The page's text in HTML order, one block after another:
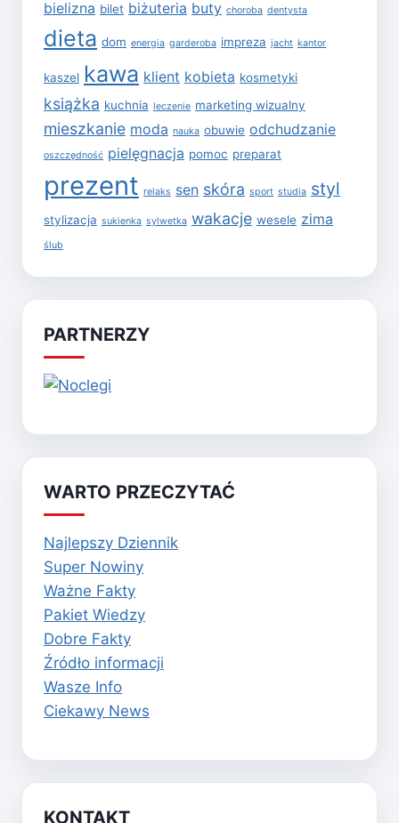
bielizna bilet biżuteria buty choroba dentysta
dieta dom energia garderoba impreza jacht kantor
kaszel kawa klient kobieta kosmetyki
książka kuchnia leczenie marketing wizualny
mieszkanie moda nauka obuwie odchudzanie
oszczędność pielęgnacja pomoc preparat
prezent relaks sen skóra sport studia styl
stylizacja sukienka sylwetka wakacje wesele zima
ślub
PARTNERZY
WARTO PRZECZYTAĆ
Najlepszy Dziennik
Super Nowiny
Ważne Fakty
Pakiet Wiedzy
Dobre Fakty
Źródło informacji
Wasze Info
Ciekawy News
KONTAKT